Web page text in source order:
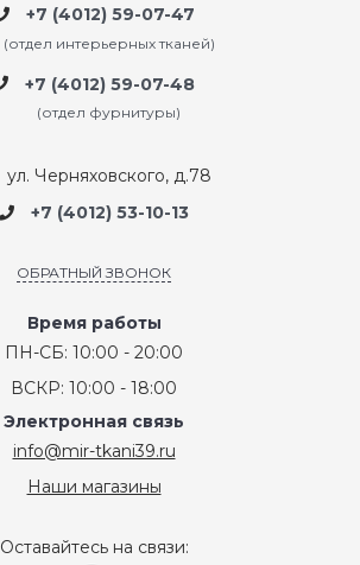
+7 (4012) 59-07-47
(отдел интерьерных тканей)
+7 (4012) 59-07-48
(отдел фурнитуры)
ул. Черняховского, д.78
+7 (4012) 53-10-13
ОБРАТНЫЙ ЗВОНОК
Время работы
ПН-СБ: 10:00 - 20:00
ВСКР: 10:00 - 18:00
Электронная связь
info@mir-tkani39.ru
Наши магазины
Оставайтесь на связи: